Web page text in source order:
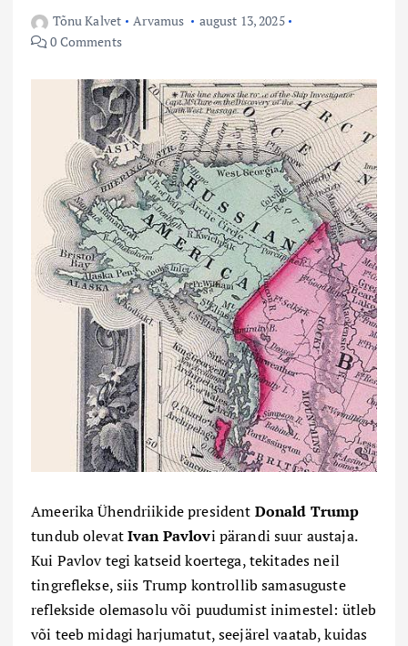
Tõnu Kalvet Arvamus
august 13, 2025
0 Comments
Ameerika Ühendriikide president Donald Trump
tundub olevatIvan Pavlovi pärandi suur austaja.
Kui Pavlov tegi katseid koertega, tekitades neil
tingreflekse, siis Trump kontrollib samasuguste
reflekside olemasolu või puudumist inimestel: ütleb
või teeb midagi harjumatut, seejärel vaatab, kuidas